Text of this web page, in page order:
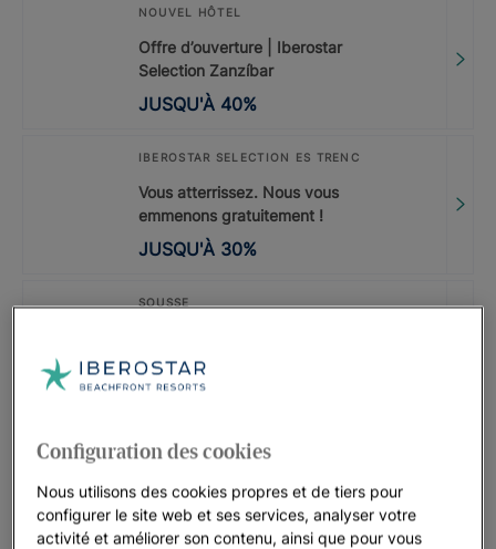
NOUVEL HÔTEL
Offre d’ouverture | Iberostar
Selection Zanzíbar
JUSQU'À 40%
IBEROSTAR SELECTION ES TRENC
Vous atterrissez. Nous vous
emmenons gratuitement !
JUSQU'À 30%
SOUSSE
JUSQU'À
Iberostar Waves Mehari Djerba |
Djerba
JUSQU'À 35 %
Configuration des cookies
Nous utilisons des cookies propres et de tiers pour
configurer le site web et ses services, analyser votre
activité et améliorer son contenu, ainsi que pour vous